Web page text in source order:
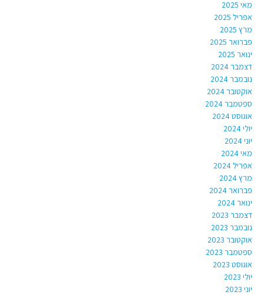
מאי 2025
אפריל 2025
מרץ 2025
פברואר 2025
ינואר 2025
דצמבר 2024
נובמבר 2024
אוקטובר 2024
ספטמבר 2024
אוגוסט 2024
יולי 2024
יוני 2024
מאי 2024
אפריל 2024
מרץ 2024
פברואר 2024
ינואר 2024
דצמבר 2023
נובמבר 2023
אוקטובר 2023
ספטמבר 2023
אוגוסט 2023
יולי 2023
יוני 2023